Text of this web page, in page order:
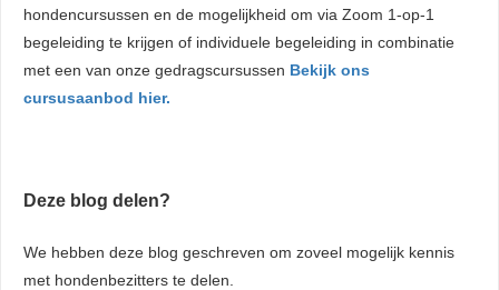
hondencursussen en de mogelijkheid om via Zoom 1-op-1
begeleiding te krijgen of individuele begeleiding in combinatie
met een van onze gedragscursussen Bekijk ons
cursusaanbod hier.
Deze blog delen?
We hebben deze blog geschreven om zoveel mogelijk kennis
met hondenbezitters te delen.